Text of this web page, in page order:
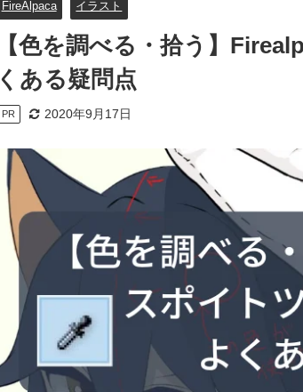
FireAlpaca イラスト
【色を調べる・拾う】
くある疑問点
PR 2020年9月17日